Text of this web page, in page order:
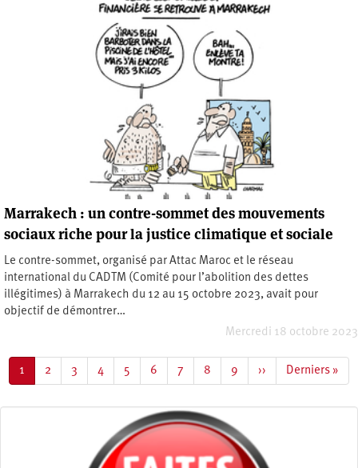
Marrakech : un contre-sommet des mouvements
sociaux riche pour la justice climatique et sociale
Le contre-sommet, organisé par Attac Maroc et le réseau
international du CADTM (Comité pour l’abolition des dettes
illégitimes) à Marrakech du 12 au 15 octobre 2023, avait pour
objectif de démontrer…
Mercredi 18 octobre 2023
Page
courante
1 Page
2 Page
3 Page
4 Page
5 Page
6 Page
7 Page
8 Page
9
Page
suivante
››
Dernière
page
Derniers »